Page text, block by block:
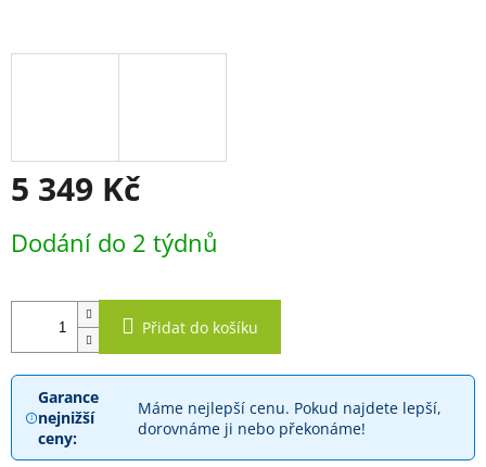
5 349 Kč
cena:
Dodání do 2 týdnů
Přidat do košíku
Garance
nejnižší
ceny:
Máme nejlepší cenu. Pokud najdete lepší,
dorovnáme ji nebo překonáme!